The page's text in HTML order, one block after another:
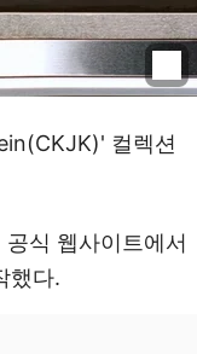
컬렉션
식 웹사이트에서
했다.